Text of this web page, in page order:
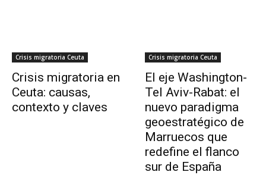
Crisis migratoria Ceuta
Crisis migratoria en
Ceuta: causas,
contexto y claves
Crisis migratoria Ceuta
El eje Washington-
Tel Aviv-Rabat: el
nuevo paradigma
geoestratégico de
Marruecos que
redefine el flanco
sur de España